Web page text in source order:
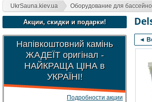
UkrSauna.kiev.ua Оборудование для
Акции, скидки и подарки!
Напівкоштовний камінь
ЖАДЕЇТ оригінал -
НАЙКРАЩА ЦІНА в
УКРАЇНІ!
Подробности акции
◄